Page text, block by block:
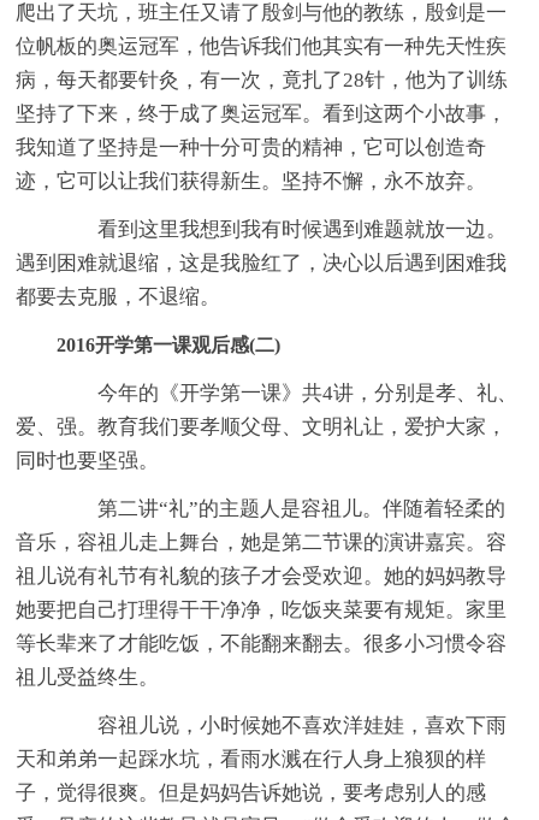
爬出了天坑，班主任又请了殷剑与他的教练，殷剑是一
位帆板的奥运冠军，他告诉我们他其实有一种先天性疾
病，每天都要针灸，有一次，竟扎了28针，他为了训练
坚持了下来，终于成了奥运冠军。看到这两个小故事，
我知道了坚持是一种十分可贵的精神，它可以创造奇
迹，它可以让我们获得新生。坚持不懈，永不放弃。
看到这里我想到我有时候遇到难题就放一边。
遇到困难就退缩，这是我脸红了，决心以后遇到困难我
都要去克服，不退缩。
2016开学第一课观后感(二)
今年的《开学第一课》共4讲，分别是孝、礼、
爱、强。教育我们要孝顺父母、文明礼让，爱护大家，
同时也要坚强。
第二讲“礼”的主题人是容祖儿。伴随着轻柔的
音乐，容祖儿走上舞台，她是第二节课的演讲嘉宾。容
祖儿说有礼节有礼貌的孩子才会受欢迎。她的妈妈教导
她要把自己打理得干干净净，吃饭夹菜要有规矩。家里
等长辈来了才能吃饭，不能翻来翻去。很多小习惯令容
祖儿受益终生。
容祖儿说，小时候她不喜欢洋娃娃，喜欢下雨
天和弟弟一起踩水坑，看雨水溅在行人身上狼狈的样
子，觉得很爽。但是妈妈告诉她说，要考虑别人的感